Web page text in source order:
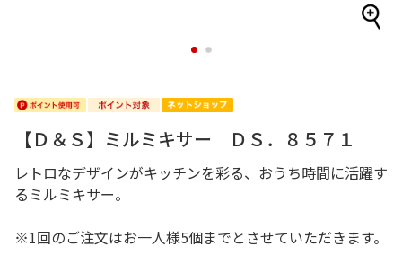
1 2
【Ｄ＆Ｓ】ミルミキサー ＤＳ．８５７１
レトロなデザインがキッチンを彩る、おうち時間に活躍す
るミルミキサー。
※1回のご注文はお一人様5個までとさせていただきます。